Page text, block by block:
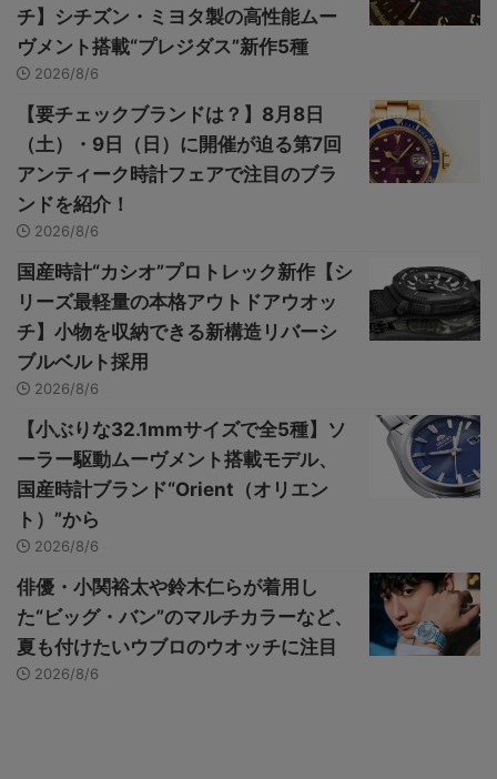
チ】シチズン・ミヨタ製の高性能ムー
ヴメント搭載“プレジダス”新作5種
2026/8/6
【要チェックブランドは？】8月8日
（土）・9日（日）に開催が迫る第7回
アンティーク時計フェアで注目のブラ
ンドを紹介！
2026/8/6
国産時計“カシオ”プロトレック新作【シ
リーズ最軽量の本格アウトドアウオッ
チ】小物を収納できる新構造リバーシ
ブルベルト採用
2026/8/6
【小ぶりな32.1mmサイズで全5種】ソ
ーラー駆動ムーヴメント搭載モデル、
国産時計ブランド“Orient（オリエン
ト）”から
2026/8/6
俳優・小関裕太や鈴木仁らが着用し
た“ビッグ・バン”のマルチカラーなど、
夏も付けたいウブロのウオッチに注目
2026/8/6